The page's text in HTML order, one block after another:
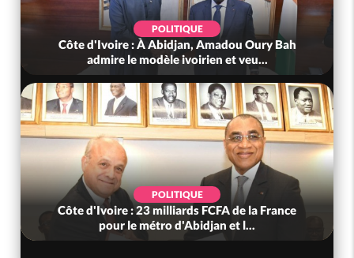
POLITIQUE
Côte d'Ivoire : À Abidjan, Amadou Oury Bah
admire le modèle ivoirien et veu...
POLITIQUE
Côte d'Ivoire : 23 milliards FCFA de la France
pour le métro d'Abidjan et l...